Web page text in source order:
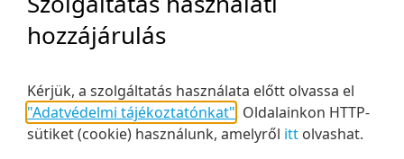
hozzájárulás
Kérjük, a szolgáltatás használata előtt olvassa el
"Adatvédelmi tájékoztatónkat" Oldalainkon HTTP-
sütiket (cookie) használunk, amelyről itt olvashat.